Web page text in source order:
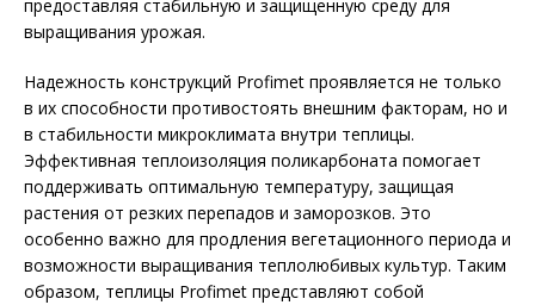
предоставляя стабильную и защищенную среду для
выращивания урожая.
Надежность конструкций Profimet проявляется не только
в их способности противостоять внешним факторам, но и
в стабильности микроклимата внутри теплицы.
Эффективная теплоизоляция поликарбоната помогает
поддерживать оптимальную температуру, защищая
растения от резких перепадов и заморозков. Это
особенно важно для продления вегетационного периода и
возможности выращивания теплолюбивых культур. Таким
образом, теплицы Profimet представляют собой